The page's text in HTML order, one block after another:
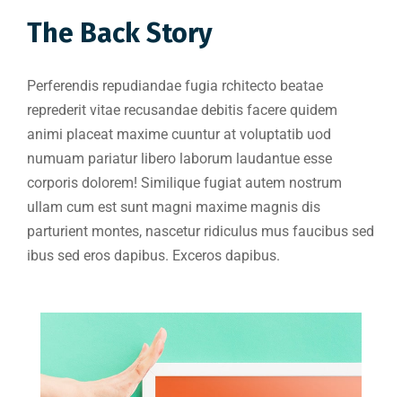
The Back Story
Perferendis repudiandae fugia rchitecto beatae
reprederit vitae recusandae debitis facere quidem
animi placeat maxime cuuntur at voluptatib uod
numuam pariatur libero laborum laudantue esse
corporis dolorem! Similique fugiat autem nostrum
ullam cum est sunt magni maxime magnis dis
parturient montes, nascetur ridiculus mus faucibus sed
ibus sed eros dapibus. Exceros dapibus.